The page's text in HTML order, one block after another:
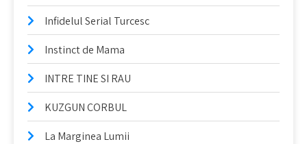
Infidelul Serial Turcesc
Instinct de Mama
INTRE TINE SI RAU
KUZGUN CORBUL
La Marginea Lumii